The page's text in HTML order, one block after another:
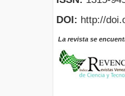
DOI: http://
La revista se